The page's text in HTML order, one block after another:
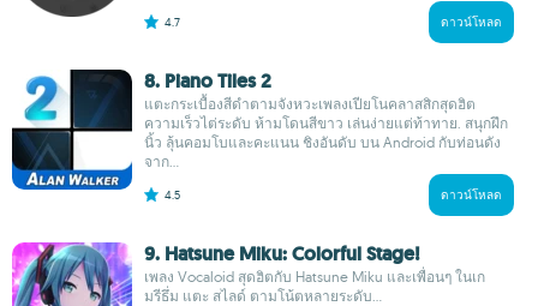
4.7 ดาวน์โหลด
8. Piano Tiles 2
แตะกระเบื้องสีดำตามจังหวะเพลงเปียโนคลาสสิกสุดฮิต
ความเร็วไต่ระดับ ห้ามโดนสีขาว เล่นง่ายแต่ท้าทาย. สนุกฝึก
นิ้ว ลุ้นคอมโบและคะแนน ชิงอันดับ บน Android กับท่อนดัง
จาก...
4.5 ดาวน์โหลด
9. Hatsune Miku: Colorful Stage!
เพลง Vocaloid สุดฮิตกับ Hatsune Miku และเพื่อนๆ ในเก
มรีธึ่ม แตะ สไลด์ ตามโน้ตหลายระดับ...